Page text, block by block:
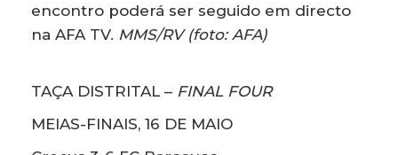
encontro poderá ser seguido em directo
na AFA TV. MMS/RV (foto: AFA)
TAÇA DISTRITAL – FINAL FOUR
MEIAS-FINAIS, 16 DE MAIO